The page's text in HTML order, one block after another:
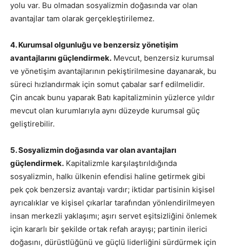
yolu var. Bu olmadan sosyalizmin doğasında var olan
avantajlar tam olarak gerçekleştirilemez.
4. Kurumsal olgunluğu ve benzersiz yönetişim
avantajlarını güçlendirmek. Mevcut, benzersiz kurumsal
ve yönetişim avantajlarının pekiştirilmesine dayanarak, bu
süreci hızlandırmak için somut çabalar sarf edilmelidir.
Çin ancak bunu yaparak Batı kapitalizminin yüzlerce yıldır
mevcut olan kurumlarıyla aynı düzeyde kurumsal güç
geliştirebilir.
5. Sosyalizmin doğasında var olan avantajları
güçlendirmek. Kapitalizmle karşılaştırıldığında
sosyalizmin, halkı ülkenin efendisi haline getirmek gibi
pek çok benzersiz avantajı vardır; iktidar partisinin kişisel
ayrıcalıklar ve kişisel çıkarlar tarafından yönlendirilmeyen
insan merkezli yaklaşımı; aşırı servet eşitsizliğini önlemek
için kararlı bir şekilde ortak refah arayışı; partinin ilerici
doğasını, dürüstlüğünü ve güçlü liderliğini sürdürmek için